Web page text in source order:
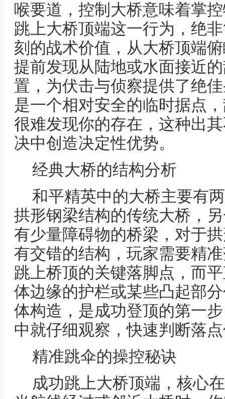
喉要道，控制大桥意味着掌
跳上大桥顶端这一行为，绝
刻的战术价值，从大桥顶端
提前发现从陆地或水面接近
置，为伏击与侦察提供了绝
是一个相对安全的临时据点
很难发现你的存在，这种出
决中创造决定性优势。
经典大桥的结构分析
和平精英中的大桥主要有
拱形钢梁结构的传统大桥，
有少量障碍物的桥梁，对于
有交错的结构，玩家需要精
跳上桥顶的关键落脚点，而
体边缘的护栏或某些凸起部
体构造，是成功登顶的第一
中就仔细观察，快速判断落
精准跳伞的操控秘诀
成功跳上大桥顶端，核心